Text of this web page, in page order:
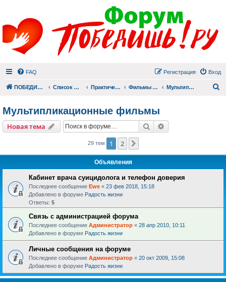
FAQ Вход
Регистрация
ПОБЕДИШЬ.РУ Список форумов Практический раздел Фильмы для души Мультипликационные фильмы
Мультипликационные фильмы
Новая тема Поиск
29 тем 1 2
Объявления
Кабинет врача суицидолога и телефон доверия
Последнее сообщение Ewe « 23 фев 2018, 15:18
Добавлено в форуме Радость жизни
Ответы: 5
Связь с администрацией форума
Последнее сообщение Администратор « 28 апр 2010, 10:11
Добавлено в форуме Радость жизни
Личные сообщения на форуме
Последнее сообщение Администратор « 20 окт 2009, 15:08
Добавлено в форуме Радость жизни